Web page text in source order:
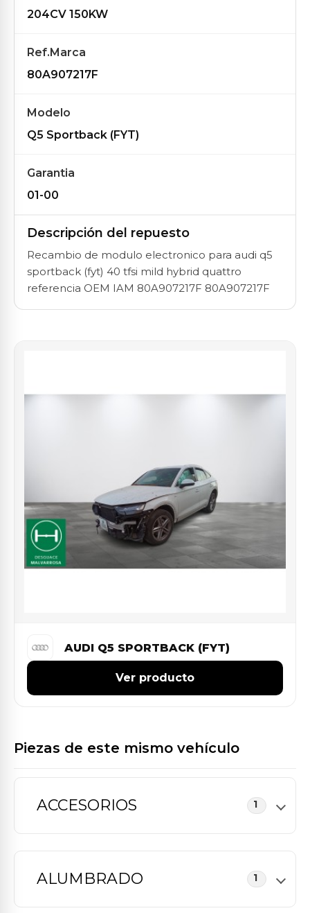
204CV 150KW
Ref.Marca
80A907217F
Modelo
Q5 Sportback (FYT)
Garantia
01-00
Descripción del repuesto
Recambio de modulo electronico para audi q5
sportback (fyt) 40 tfsi mild hybrid quattro
referencia OEM IAM 80A907217F 80A907217F
AUDI Q5 SPORTBACK (FYT)
Ver producto
Piezas de este mismo vehículo
ACCESORIOS 1
ALUMBRADO 1